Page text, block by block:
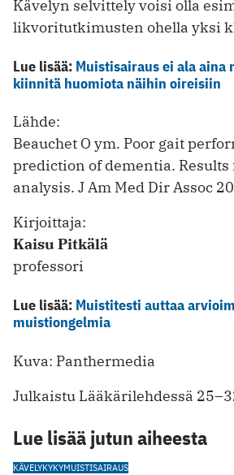
Kävelyn selvittely voisi olla
likvoritutkimusten ohella yksi
Lue lisää: Muistisairaus ei ala
kiinnitä huomiota näihin oireisiin
Lähde:
Beauchet O ym. Poor gait
prediction of dementia. Results
analysis. J Am Med Dir Assoc
Kirjoittaja:
Kaisu Pitkälä
professori
Lue lisää: Muistitesti auttaa
muistiongelmia
Kuva: Panthermedia
Julkaistu Lääkärilehdessä
Lue lisää jutun aiheesta
KÄVELYKYKYMUISTISAIRAUS